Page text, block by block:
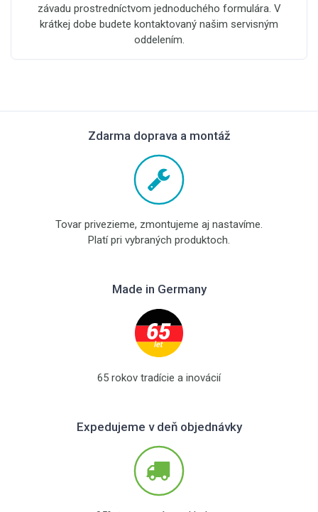
závadu prostredníctvom jednoduchého formulára. V
krátkej dobe budete kontaktovaný našim servisným
oddelením.
Zdarma doprava a montáž
Tovar privezieme, zmontujeme aj nastavíme.
Platí pri vybraných produktoch.
Made in Germany
65 rokov tradície a inovácií
Expedujeme v deň objednávky